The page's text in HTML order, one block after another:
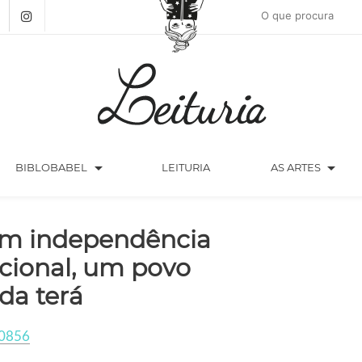
BIBLOBABEL arrow_drop_down LEITURIA AS ARTES arrow_drop_down
independência
um povo
terá